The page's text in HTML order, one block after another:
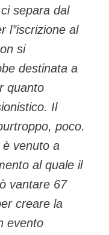
separa dal
al
si
destinata a
quanto
Il
poco.
è venuto a
al quale il
vantare 67
creare la
evento